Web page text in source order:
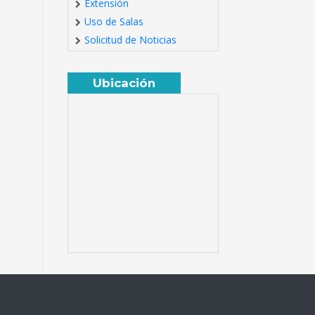
Extensión
Uso de Salas
Solicitud de Noticias
Ubicación